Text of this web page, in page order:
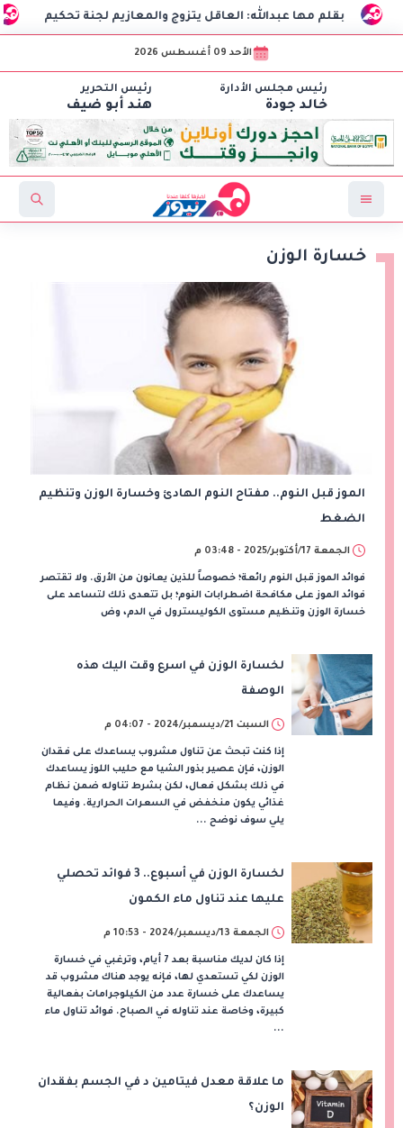
بقلم مها عبدالله: العاقل يتزوج والمعازيم لجنة تحكيم
الأحد 09 أغسطس 2026
رئيس مجلس الأدارة
خالد جودة
رئيس التحرير
هند أبو ضيف
خسارة الوزن
الموز قبل النوم.. مفتاح النوم الهادئ وخسارة الوزن وتنظيم
الضغط
الجمعة 17/أكتوبر/2025 - 03:48 م
فوائد الموز قبل النوم رائعة؛ خصوصاً للذين يعانون من الأرق. ولا تقتصر
فوائد الموز على مكافحة اضطرابات النوم؛ بل تتعدى ذلك لتساعد على
خسارة الوزن وتنظيم مستوى الكوليسترول في الدم، وض
لخسارة الوزن في اسرع وقت اليك هذه
الوصفة
السبت 21/ديسمبر/2024 - 04:07 م
إذا كنت تبحث عن تناول مشروب يساعدك على فقدان
الوزن، فإن عصير بذور الشيا مع حليب اللوز يساعدك
في ذلك بشكل فعال، لكن بشرط تناوله ضمن نظام
غذائي يكون منخفض في السعرات الحرارية. وفيما
يلي سوف نوضح ...
لخسارة الوزن في أسبوع.. 3 فوائد تحصلي
عليها عند تناول ماء الكمون
الجمعة 13/ديسمبر/2024 - 10:53 م
إذا كان لديك مناسبة بعد 7 أيام، وترغبي في خسارة
الوزن لكي تستعدي لها، فإنه يوجد هناك مشروب قد
يساعدك على خسارة عدد من الكيلوجرامات بفعالية
كبيرة، وخاصة عند تناوله في الصباح. فوائد تناول ماء
...
ما علاقة معدل فيتامين د في الجسم بفقدان
الوزن؟